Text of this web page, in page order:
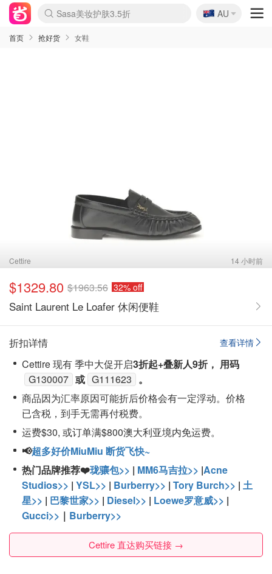
lululemon本周上新
Sasa美妆护肤3.5折
SSENSE年中3折
FreshBeauty好价汇总
Cettire降价+叠9折
Farfetch折上8折
WWS Coles超市实拍
viagogo二手票捡漏
Myer清仓1折起
The Outnet奢牌1折起
David Jones 3折起
Flannels大牌1折
Perfumes Club护肤1折
AMIRO返校季6.2折
Oweek抽奖送Airpods
Amazon折扣汇总
eToro入金$200送$50
Amazon数码好物
ICONIC本周7.5折
ThedoubleF高奢地板价
Moose Knuckles 6折
丝芙兰5折起
EUFY官网3.7折起
Selenichast首饰2折
Trip机票酒店促销
YSL送5件彩妆礼
Amazon家居好物
BIGBANG巡演开票
David Jones时尚3折
Amazon美妆护肤
雅漾大喷$8
过敏原检测盒$33
伊索独家赠50ml沐浴露
科颜氏送高保湿面霜
CW药房打折海报
SEALIFE海洋馆门票6折
丝塔芙大白罐$16
订阅Newsletter送香薰
Cult Beauty 6.8折
Harrods圣诞日历2.3折
LN-CC奢牌私促3折
d'Alba空姐喷雾$16
EVE LOM套装逆天2折
Bernardelli独家4折
Adore Beauty 6折起
CT圣诞日历
Mytheresa奢品2.7折
🇦🇺
AU
首页 抢好货 女鞋
Cettire 14 小时前
$1329.80 $1963.56 32% off
Saint Laurent Le Loafer 休闲便鞋
查看详情
折扣详情
Cettire 现有 季中大促开启3折起+叠新人9折， 用码
G130007 或 G111623 。
商品因为汇率原因可能折后价格会有一定浮动。价格
已含税，到手无需再付税费。
运费$30, 或订单满$800澳大利亚境内免运费。
📢超多好价MiuMiu 断货飞快~
热门品牌推荐❤️珑骧包>> | MM6马吉拉>> |Acne
Studios>> | YSL>> | Burberry>> | Tory Burch>> | 土
星>> | 巴黎世家>> | Diesel>> | Loewe罗意威>> |
Gucci>> ｜ Burberry>>
Cettire 直达购买链接 →